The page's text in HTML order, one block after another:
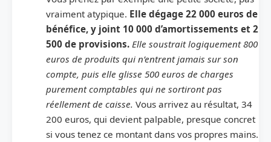
vraiment atypique. Elle dégage 22 000 euros de
bénéfice, y joint 10 000 d’amortissements et 2
500 de provisions. Elle soustrait logiquement 800
euros de produits qui n’entrent jamais sur son
compte, puis elle glisse 500 euros de charges
purement comptables qui ne sortiront pas
réellement de caisse. Vous arrivez au résultat, 34
200 euros, qui devient palpable, presque concret
si vous tenez ce montant dans vos propres mains.